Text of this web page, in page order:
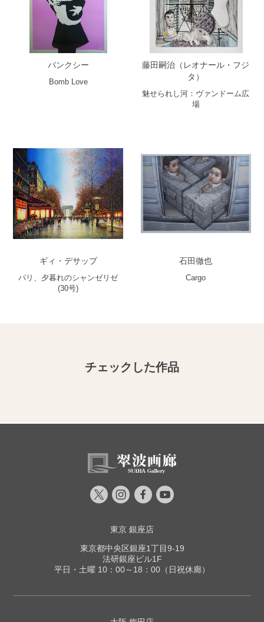
バンクシー
Bomb Love
藤田嗣治（レオナール・フジ
タ）
魅せられし河：ヴァンドーム広
場
ギィ・デサップ
パリ、夕暮れのシャンゼリゼ
(30号)
石田徹也
Cargo
チェックした作品
東京 銀座店
東京都中央区銀座1丁目9-19
法研銀座ビル1F
平日・土曜 10：00～18：00（日祝休廊）